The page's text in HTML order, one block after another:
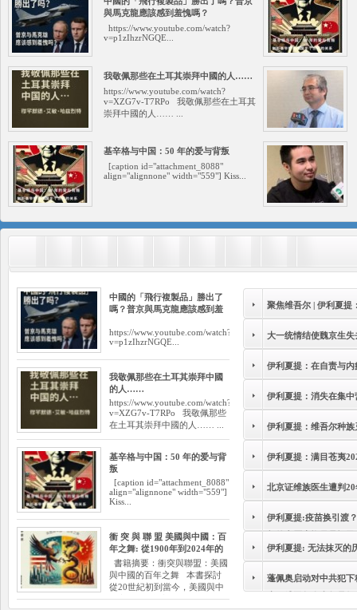
與馬克龍應該感到羞愧嗎？
https://www.youtube.com/watch?
v=p1zIhzrNGQE...
我敬佩那些在土耳其崇拜中國的人……
https://www.youtube.com/watch?
v=XZG7v-T7RPo 我敬佩那些在土耳其
崇拜中國的人…… ...
基辛格与中国：50 年的爱与背叛
[caption id="attachment_8088"
align="alignnone" width="559"] Kiss...
中國的「飛行複製品」勝出了
嗎？普京與馬克龍應該感到羞
https://www.youtube.com/watch?
v=p1zIhzrNGQE...
我敬佩那些在土耳其崇拜中國
的人……
https://www.youtube.com/watch?
v=XZG7v-T7RPo 我敬佩那些
在土耳其崇拜中國的人…… ...
基辛格与中国：50 年的爱与背
叛
[caption id="attachment_8088"
align="alignnone" width="559"]
Kiss...
衝 突 與 聯 盟 美國與中國：百
年之舞: 從1900年到2024年的
百年關係
書籍摘要：衝突與聯盟：美國
與中國的百年之舞 本書探討
從20世紀初到當今，美國與中
國之間錯綜複雜的...
聚焦维吾尔 | 伊利夏提
大一统情结使魏京生
伊利夏提：在自责与内
伊利夏提：消失在集
伊利夏提：维吾尔种族
伊利夏提：满目苍夷
北京证维族医生遭判
伊利夏提:疫苗换引渡
起的突厥大旗只是幌
在？自造东伊运，栽
伊利夏提: 无法抹灭的
蓬佩奥启动对中共犯